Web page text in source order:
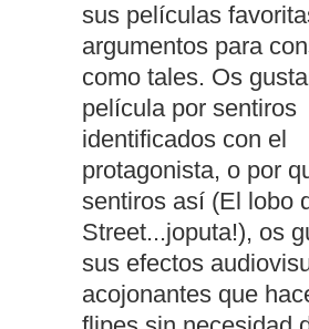
sus películas
argumentos para
como tales. Os
película por sentiros
identificados con el
protagonista, o por
sentiros así (El lobo
Street...joputa!), os
sus efectos
acojonantes que